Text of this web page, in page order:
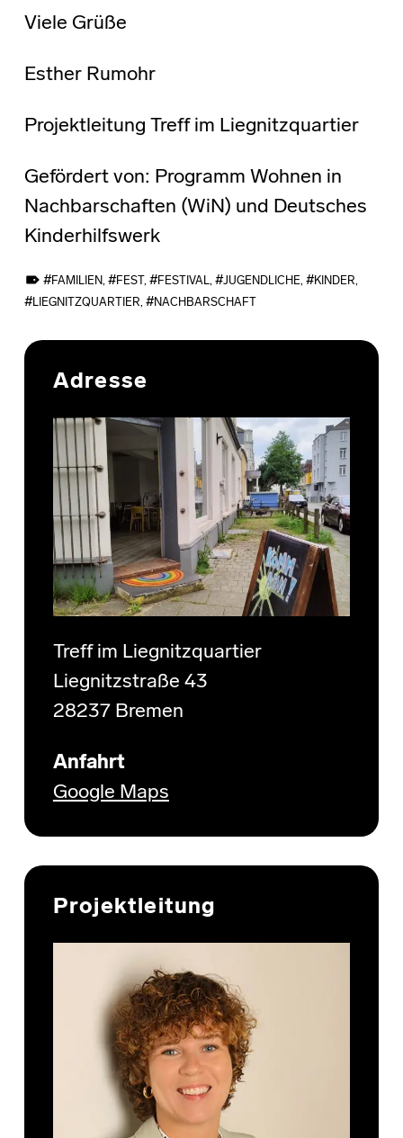
Viele Grüße
Esther Rumohr
Projektleitung Treff im Liegnitzquartier
Gefördert von: Programm Wohnen in
Nachbarschaften (WiN) und Deutsches
Kinderhilfswerk
FAMILIEN, FEST , FESTIVAL, JUGENDLICHE, KINDER,
LIEGNITZQUARTIER, NACHBARSCHAFT
Skip back to main navigation
Adresse
Treff im Liegnitzquartier
Liegnitzstraße 43
28237 Bremen
Anfahrt
Google Maps
Projektleitung